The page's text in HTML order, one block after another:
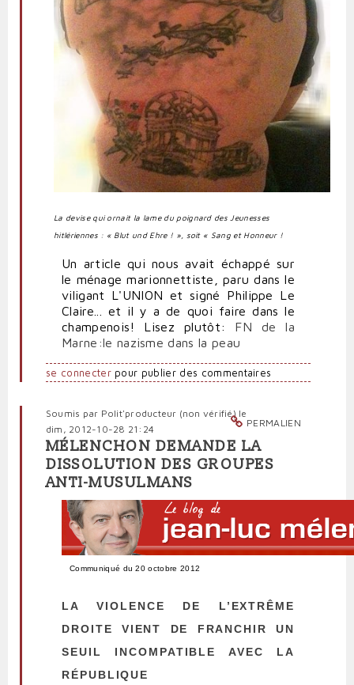
La devise qui ornait la lame du poignard des Jeunesses
hitlériennes : « Blut und Ehre ! », soit « Sang et Honneur !
Un article qui nous avait échappé sur
le ménage marionnettiste, paru dans le
viligant L'UNION et signé Philippe Le
Claire... et il y a de quoi faire dans le
champenois! Lisez plutôt: FN de la
Marne:le nazisme dans la peau
se connecterpour publier des commentaires
PERMALIEN
Soumis par Polit'producteur (non vérifié)le
dim, 2012-10-28 21:24
MÉLENCHON DEMANDE LA
DISSOLUTION DES GROUPES
ANTI-MUSULMANS
Communiqué du 20 octobre 2012
LA VIOLENCE DE L’EXTRÊME
DROITE VIENT DE FRANCHIR UN
SEUIL INCOMPATIBLE AVEC LA
RÉPUBLIQUE